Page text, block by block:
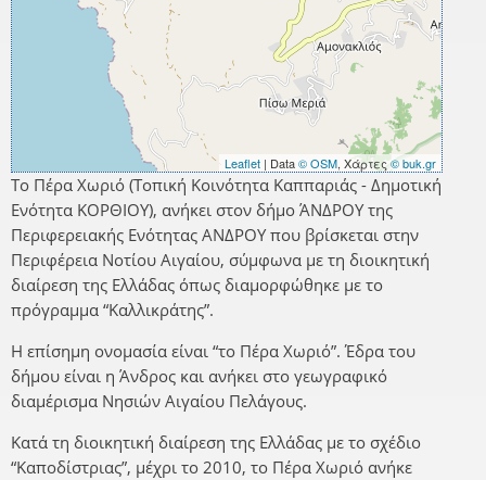
Leaflet | Data© OSM, Χάρτες © buk.gr
Το Πέρα Χωριό (Τοπική Κοινότητα Καππαριάς - Δημοτική
Ενότητα ΚΟΡΘΙΟΥ), ανήκει στον δήμο ΆΝΔΡΟΥ της
Περιφερειακής Ενότητας ΑΝΔΡΟΥ που βρίσκεται στην
Περιφέρεια Νοτίου Αιγαίου, σύμφωνα με τη διοικητική
διαίρεση της Ελλάδας όπως διαμορφώθηκε με το
πρόγραμμα “Καλλικράτης”.
Η επίσημη ονομασία είναι “το Πέρα Χωριό”. Έδρα του
δήμου είναι η Άνδρος και ανήκει στο γεωγραφικό
διαμέρισμα Νησιών Αιγαίου Πελάγους.
Κατά τη διοικητική διαίρεση της Ελλάδας με το σχέδιο
“Καποδίστριας”, μέχρι το 2010, το Πέρα Χωριό ανήκε